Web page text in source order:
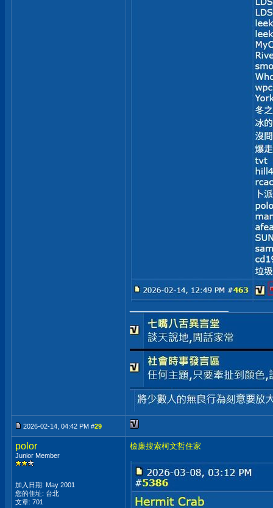
2026-02-14, 04:42 PM #29
polor
Junior Member
加入日期: May 2001
您的住址: 台北
文章: 701
檢廉搜索柯文哲住家